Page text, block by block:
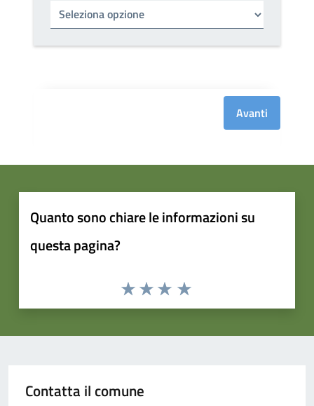
Tipo di ufficio
Avanti
Quanto sono chiare le informazioni su
questa pagina?
Contatta il comune